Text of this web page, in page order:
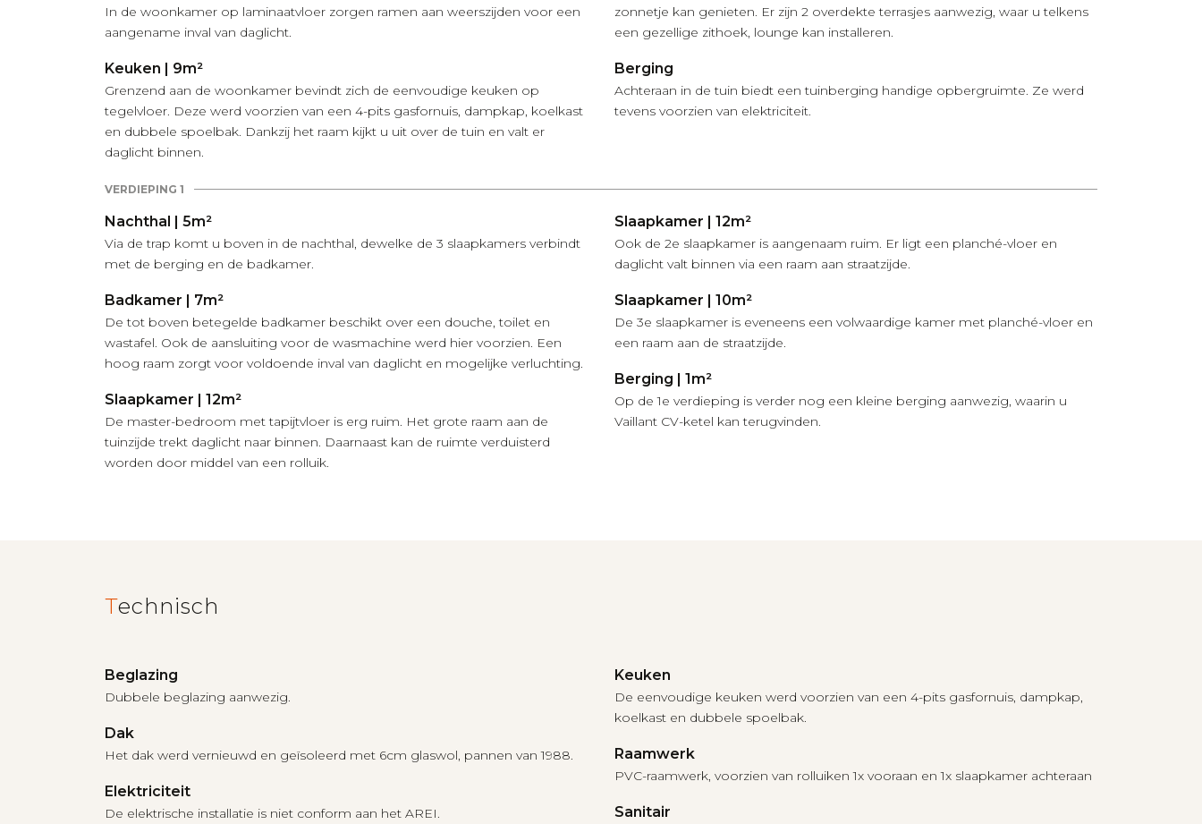
In de woonkamer op laminaatvloer zorgen ramen aan weerszijden voor een
aangename inval van daglicht.
Keuken | 9m²
Grenzend aan de woonkamer bevindt zich de eenvoudige keuken op
tegelvloer. Deze werd voorzien van een 4-pits gasfornuis, dampkap, koelkast
en dubbele spoelbak. Dankzij het raam kijkt u uit over de tuin en valt er
daglicht binnen.
zonnetje kan genieten. Er zijn 2 overdekte terrasjes aanwezig, waar u telkens
een gezellige zithoek, lounge kan installeren.
Berging
Achteraan in de tuin biedt een tuinberging handige opbergruimte. Ze werd
tevens voorzien van elektriciteit.
VERDIEPING 1
Nachthal | 5m²
Via de trap komt u boven in de nachthal, dewelke de 3 slaapkamers verbindt
met de berging en de badkamer.
Badkamer | 7m²
De tot boven betegelde badkamer beschikt over een douche, toilet en
wastafel. Ook de aansluiting voor de wasmachine werd hier voorzien. Een
hoog raam zorgt voor voldoende inval van daglicht en mogelijke verluchting.
Slaapkamer | 12m²
De master-bedroom met tapijtvloer is erg ruim. Het grote raam aan de
tuinzijde trekt daglicht naar binnen. Daarnaast kan de ruimte verduisterd
worden door middel van een rolluik.
Slaapkamer | 12m²
Ook de 2e slaapkamer is aangenaam ruim. Er ligt een planché-vloer en
daglicht valt binnen via een raam aan straatzijde.
Slaapkamer | 10m²
De 3e slaapkamer is eveneens een volwaardige kamer met planché-vloer en
een raam aan de straatzijde.
Berging | 1m²
Op de 1e verdieping is verder nog een kleine berging aanwezig, waarin u
Vaillant CV-ketel kan terugvinden.
Technisch
Beglazing
Dubbele beglazing aanwezig.
Dak
Het dak werd vernieuwd en geïsoleerd met 6cm glaswol, pannen van 1988.
Elektriciteit
De elektrische installatie is niet conform aan het AREI.
Keuken
De eenvoudige keuken werd voorzien van een 4-pits gasfornuis, dampkap,
koelkast en dubbele spoelbak.
Raamwerk
PVC-raamwerk, voorzien van rolluiken 1x vooraan en 1x slaapkamer achteraan
Sanitair